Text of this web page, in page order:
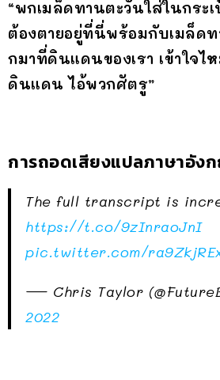
“พกเมล็ดทานตะวันใส่ในกระเ
ต้องตายอยู่ที่นี่พร้อมกับเมล็ด
กมาที่ดินแดนของเรา เข้าใจไ
ดินแดน ไอ้พวกศัตรู”
การถอดเสียงแปลภาษาอัง
The full transcript is
https://t.co/9zInraoJnI
pic.twitter.com/
— Chris Taylor
2022